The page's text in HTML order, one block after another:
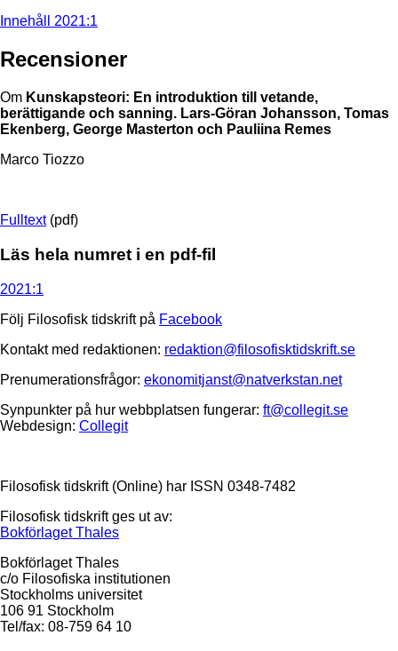
Innehåll 2021:1
Recensioner
Om Kunskapsteori: En introduktion till vetande,
berättigande och sanning. Lars-Göran Johansson, Tomas
Ekenberg, George Masterton och Pauliina Remes
Marco Tiozzo
Fulltext(pdf)
Läs hela numret i en pdf-fil
2021:1
Följ Filosofisk tidskrift på Facebook
Kontakt med redaktionen: redaktion@filosofisktidskrift.se
Prenumerationsfrågor: ekonomitjanst@natverkstan.net
Synpunkter på hur webbplatsen fungerar: ft@collegit.se
Webdesign: Collegit
Filosofisk tidskrift (Online) har ISSN 0348-7482
Filosofisk tidskrift ges ut av:
Bokförlaget Thales
Bokförlaget Thales
c/o Filosofiska institutionen
Stockholms universitet
106 91 Stockholm
Tel/fax: 08-759 64 10